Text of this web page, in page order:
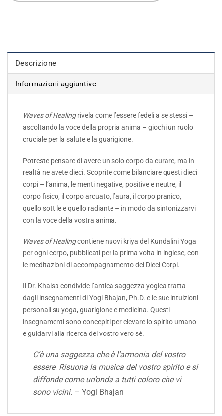
Descrizione
Informazioni aggiuntive
Waves of Healingrivela come l’essere fedeli a se stessi –
ascoltando la voce della propria anima – giochi un ruolo
cruciale per la salute e la guarigione.
Potreste pensare di avere un solo corpo da curare, ma in
realtà ne avete dieci. Scoprite come bilanciare questi dieci
corpi – l’anima, le menti negative, positive e neutre, il
corpo fisico, il corpo arcuato, l’aura, il corpo pranico,
quello sottile e quello radiante – in modo da sintonizzarvi
con la voce della vostra anima.
Waves of Healingcontiene nuovi kriya del Kundalini Yoga
per ogni corpo, pubblicati per la prima volta in inglese, con
le meditazioni di accompagnamento dei Dieci Corpi.
Il Dr. Khalsa condivide l’antica saggezza yogica tratta
dagli insegnamenti di Yogi Bhajan, Ph.D. e le sue intuizioni
personali su yoga, guarigione e medicina. Questi
insegnamenti sono concepiti per elevare lo spirito umano
e guidarvi alla ricerca del vostro vero sé.
C’è una saggezza che è l’armonia del vostro
essere. Risuona la musica del vostro spirito e si
diffonde come un’onda a tutti coloro che vi
sono vicini. – Yogi Bhajan